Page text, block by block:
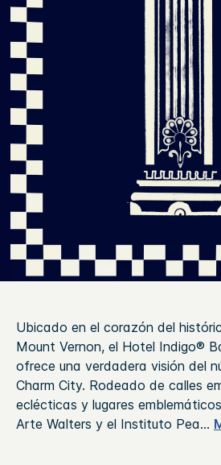
Ubicado en el corazón del
Mount Vernon, el Hotel Indigo®
ofrece una verdadera visión del
Charm City. Rodeado de calles
eclécticas y lugares
Arte Walters y el Instituto Pea...